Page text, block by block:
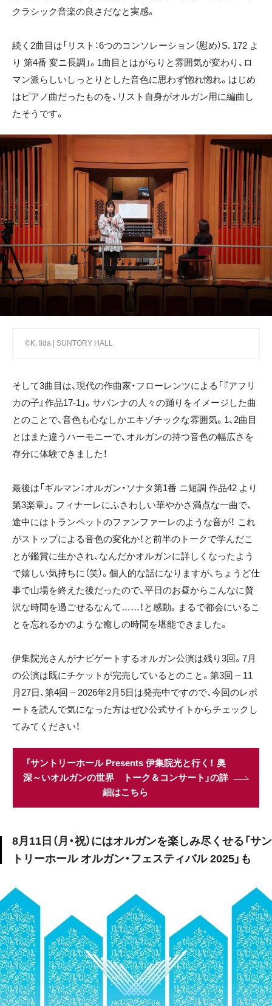
クラシック音楽の良さだなと実感。
続く2曲目は「リスト：6つのコンソレーション（慰め）S. 172 よ
り 第4番 変ニ長調」。1曲目とはがらりと雰囲気が変わり、ロ
マン派らしいしっとりとした音色に思わず惚れ惚れ。はじめ
はピアノ曲だったものを、リスト自身がオルガン用に編曲し
たそうです。
©K. Iida | SUNTORY HALL
そして3曲目は、現代の作曲家・フローレンツによる「『アフリ
カの子』作品17-1」。サバンナの人々の踊りをイメージした曲
とのことで、音色も心なしかエキゾチックな雰囲気。1、2曲目
とはまた違うハーモニーで、オルガンの持つ音色の幅広さを
存分に体験できました！
最後は「ギルマン：オルガン・ソナタ第1番 ニ短調 作品42 より
第3楽章」。フィナーレにふさわしい華やかさ満点な一曲で、
途中にはトランペットのファンファーレのような音が！ これ
がストップによる音色の変化か！と前半のトークで学んだこ
とが鑑賞に生かされ、なんだかオルガンに詳しくなったよう
で嬉しい気持ちに（笑）。個人的な話になりますが、ちょうど仕
事で山場を終えた後だったので、平日のお昼からこんなに贅
沢な時間を過ごせるなんて……！と感動。まるで都会にいるこ
とを忘れるかのような癒しの時間を堪能できました。
伊集院光さんがナビゲートするオルガン公演は残り3回。7月
の公演は既にチケットが完売しているとのこと。第3回 – 11
月27日、第4回 – 2026年2月5日は発売中ですので、今回のレポ
ートを読んで気になった方はぜひ公式サイトからチェックし
てみてください！
「サントリーホール Presents 伊集院光と行く！ 奥
深～いオルガンの世界 トーク＆コンサート」の詳
細はこちら
8月11日（月・祝）にはオルガンを楽しみ尽くせる「サン
トリーホール オルガン・フェスティバル 2025」も